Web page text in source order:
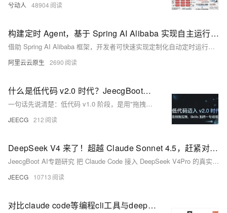
兮动人 48904
构建定时 Agent，基于 Spring AI Alibaba 实现自主运行的人机协同智能 Agent
借助 Spring AI Alibaba 框架，开发者可快速实现定制化自动定时运行的 Agent，构建数据采集、智能分析到人工参与决策的全流程AI业务应用。
阿里云云原生 2690
什么是低代码 v2.0 时代？JeecgBoot低代码用 Skills 把"一句话生成系统"做成了现实
一句话先说清楚：低代码 v1.0 阶段，是用"拖拽设计"代替"代码开发"；低代码 v2.0 阶段，是用 AI Skills 把"拖拽设计"也省掉， 一句话生成功能。![低代码迈入 v2.0 时代 — Skills 加持一句话搭建系统](https://oscimg.oschina.net/osc
JEECG 212
DeepSeek V4 来了！超越 Claude Sonnet 4.5，赶紧对接 Claude Code 体验一把
JeecgBoot AI专题研究 把 Claude Code 接入 DeepSeek V4Pro 的真实体验与避坑记录 本文记录我将 Claude Code 对接 DeepSeek 最新模型（V4Pro）后的真实体验，测试了 Skills 自动化查询和积木报表 AI 建表两个场景——有惊喜，也踩
JEECG 10713
对比claude code等编程cli工具与deepseek v4的适配情况